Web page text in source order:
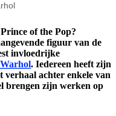
of the Pop?
figuur van de
invloedrijke
. Iedereen heeft zijn
verhaal achter enkele van
brengen zijn werken op